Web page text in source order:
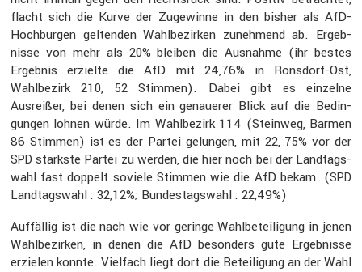
flacht sich die Kurve der Zugewinne in den bisher als AfD-
Hochburgen geltenden Wahlbe­zirken zuneh­mend ab. Ergeb­
nisse von mehr als 20% bleiben die Ausnahme (ihr bestes
Ergebnis erzielte die AfD mit 24,76% in Ronsdorf-Ost,
Wahlbe­zirk 210, 52 Stimmen). Dabei gibt es einzelne
Ausreißer, bei denen sich ein genauerer Blick auf die Bedin­
gungen lohnen würde. Im Wahlbe­zirk 114 (Steinweg, Barmen
86 Stimmen) ist es der Partei gelungen, mit 22, 75% vor der
SPD stärkste Partei zu werden, die hier noch bei der Landtags­
wahl fast doppelt soviele Stimmen wie die AfD bekam. (SPD
Landtags­wahl : 32,12%; Bundes­tags­wahl : 22,49%)
Auffällig ist die nach wie vor geringe Wahlbe­tei­li­gung in jenen
Wahlbe­zirken, in denen die AfD beson­ders gute Ergeb­nisse
erzielen konnte. Vielfach liegt dort die Betei­li­gung an der Wahl